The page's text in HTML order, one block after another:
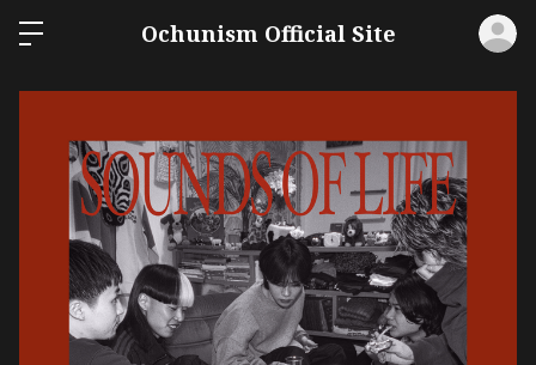
Ochunism Official Site